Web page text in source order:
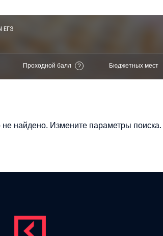
ЕГЭ
Проходной балл ? Бюджетных мест
найдено. Измените параметры поиска.